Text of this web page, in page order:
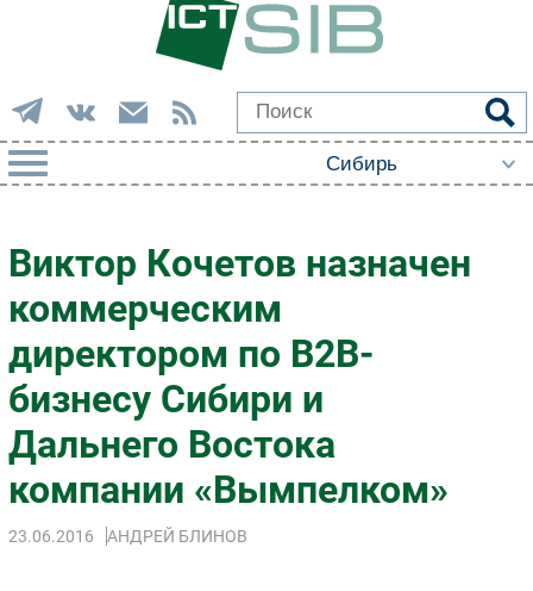
Импорто­замещение
Автоматизация Промышленности
Интернет
Мобильная связь
Фиксированная связь
Интеграция
Рынок ПК
Торговые сети
Виктор Кочетов назначен
коммерческим
директором по B2B-
бизнесу Сибири и
Дальнего Востока
компании «Вымпелком»
23.06.2016 АНДРЕЙ БЛИНОВ